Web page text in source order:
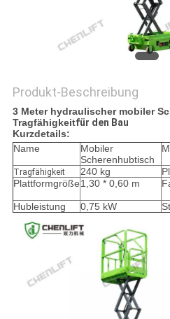
Produkt-Beschreibung
3 Meter hydraulischer mobiler
Tragfähigkeitfür den Bau
Kurzdetails:
Name
Mobiler
Scherenhubtisch
Tragfähigkeit 240 kg
Plattformgröße1,30 * 0,60 m
Hubleistung
0,75 kW